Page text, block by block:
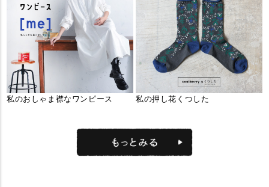
私のおしゃま襟なワンピース 私の押し花くつした